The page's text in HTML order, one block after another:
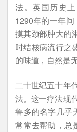
法。英国历史
1290年的一年
摸其颈部肿大的
时结核病流行之
的味道，自然是无
二十世纪五十年
法。这一疗法现
鲁多的名字几乎
常常去帮助，总